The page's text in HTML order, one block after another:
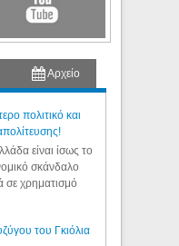
Αρχείο
πολιτικό και
είναι ίσως το
σκάνδαλο
σε χρηματισμό
του Γκιόλια